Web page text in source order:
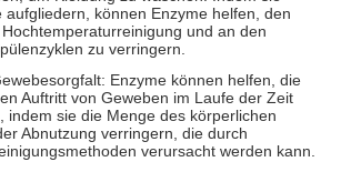
aufgliedern, können Enzyme helfen, den
und an den
zu verringern.
Enzyme können helfen, die
Auftritt von Geweben im Laufe der Zeit
indem sie die Menge des körperlichen
Abnutzung verringern, die durch
verursacht werden kann.